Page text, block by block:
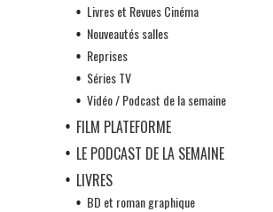
Livres et Revues Cinéma
Nouveautés salles
Reprises
Séries TV
Vidéo / Podcast de la semaine
FILM PLATEFORME
LE PODCAST DE LA SEMAINE
LIVRES
BD et roman graphique